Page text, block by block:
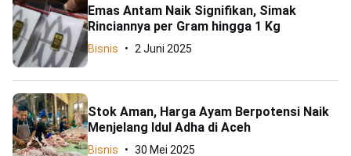
Emas Antam Naik Signifikan, Simak
Rinciannya per Gram hingga 1 Kg
Bisnis 2 Juni 2025
Stok Aman, Harga Ayam Berpotensi Naik
Menjelang Idul Adha di Aceh
Bisnis 30 Mei 2025